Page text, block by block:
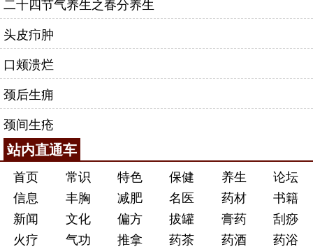
头皮疖肿
口颊溃烂
颈后生痈
颈间生疮
站内直通车
首页 常识 特色 保健 养生
论坛
信息
丰胸 减肥 名医 药材
书籍
新闻
文化 偏方 拔罐 膏药
刮痧
火疗
气功 推拿 药茶 药酒
药浴